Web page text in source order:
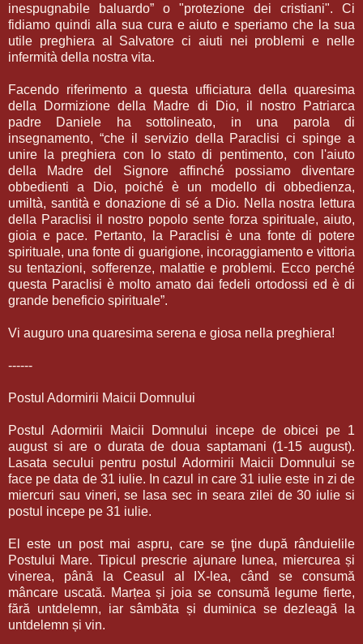
inespugnabile baluardo” o "protezione dei cristiani". Ci
fidiamo quindi alla sua cura e aiuto e speriamo che la sua
utile preghiera al Salvatore ci aiuti nei problemi e nelle
infermità della nostra vita.
Facendo riferimento a questa ufficiatura della quaresima
della Dormizione della Madre di Dio, il nostro Patriarca
padre Daniele ha sottolineato, in una parola di
insegnamento, “che il servizio della Paraclisi ci spinge a
unire la preghiera con lo stato di pentimento, con l'aiuto
della Madre del Signore affinché possiamo diventare
obbedienti a Dio, poiché è un modello di obbedienza,
umiltà, santità e donazione di sé a Dio. Nella nostra lettura
della Paraclisi il nostro popolo sente forza spirituale, aiuto,
gioia e pace. Pertanto, la Paraclisi è una fonte di potere
spirituale, una fonte di guarigione, incoraggiamento e vittoria
su tentazioni, sofferenze, malattie e problemi. Ecco perché
questa Paraclisi è molto amato dai fedeli ortodossi ed è di
grande beneficio spirituale”.
Vi auguro una quaresima serena e giosa nella preghiera!
------
Postul Adormirii Maicii Domnului
Postul Adormirii Maicii Domnului incepe de obicei pe 1
august si are o durata de doua saptamani (1-15 august).
Lasata secului pentru postul Adormirii Maicii Domnului se
face pe data de 31 iulie. In cazul in care 31 iulie este in zi de
miercuri sau vineri, se lasa sec in seara zilei de 30 iulie si
postul incepe pe 31 iulie.
El este un post mai aspru, care se ţine după rânduielile
Postului Mare. Tipicul prescrie ajunare lunea, miercurea și
vinerea, până la Ceasul al IX-lea, când se consumă
mâncare uscată. Marțea și joia se consumă legume fierte,
fără untdelemn, iar sâmbăta și duminica se dezleagă la
untdelemn și vin.